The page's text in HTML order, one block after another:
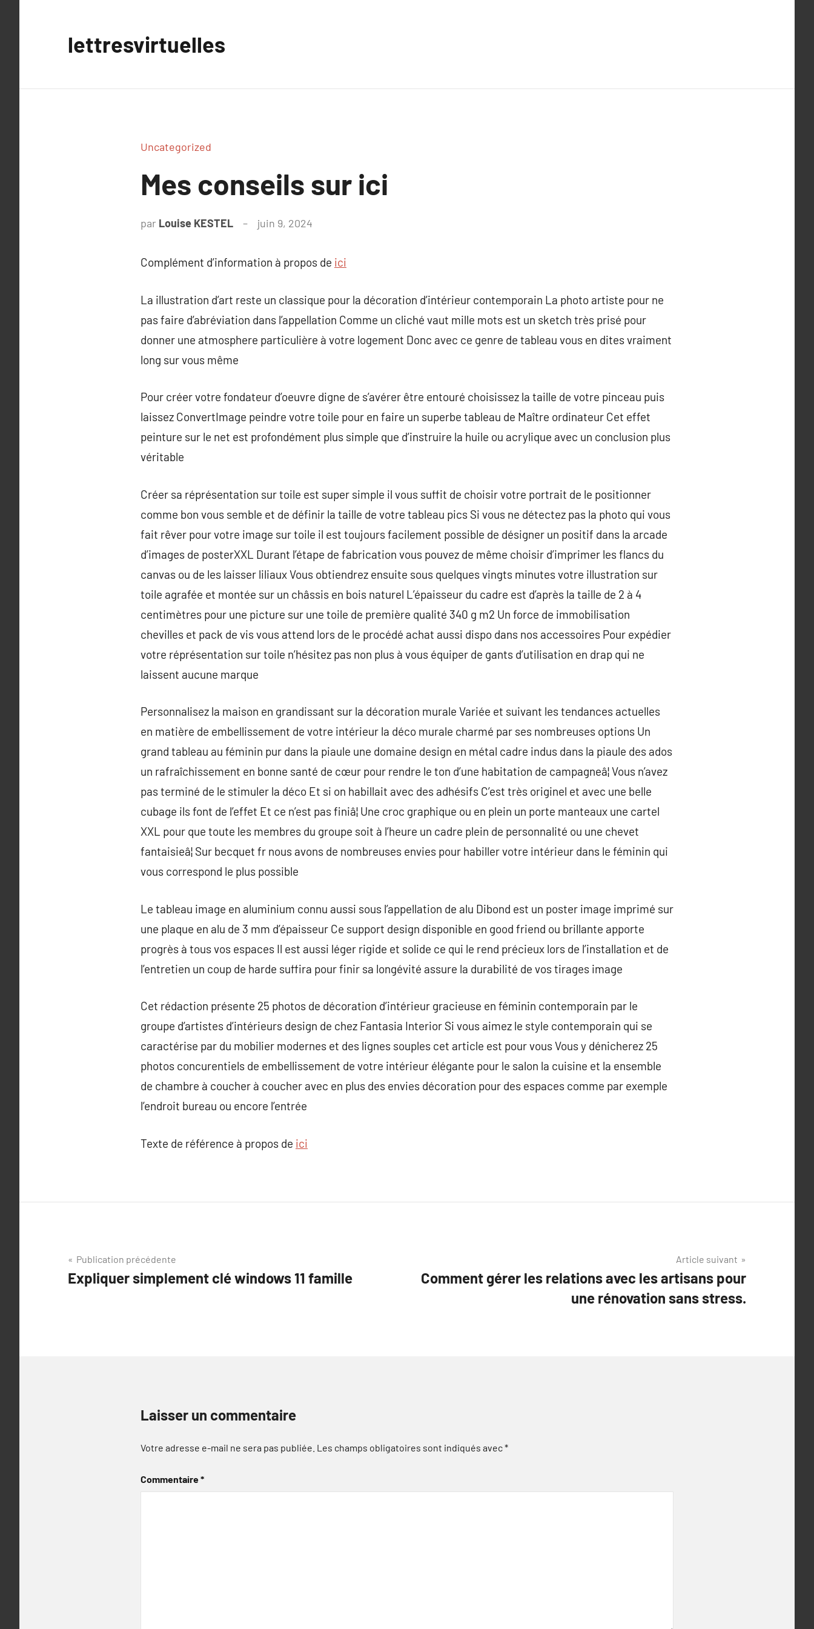
lettresvirtuelles
Uncategorized
Mes conseils sur ici
par Louise KESTEL juin 9, 2024
Complément d’information à propos de ici
La illustration d’art reste un classique pour la décoration d’intérieur contemporain La photo artiste pour ne
pas faire d’abréviation dans l’appellation Comme un cliché vaut mille mots est un sketch très prisé pour
donner une atmosphere particulière à votre logement Donc avec ce genre de tableau vous en dites vraiment
long sur vous même
Pour créer votre fondateur d’oeuvre digne de s’avérer être entouré choisissez la taille de votre pinceau puis
laissez ConvertImage peindre votre toile pour en faire un superbe tableau de Maître ordinateur Cet effet
peinture sur le net est profondément plus simple que d’instruire la huile ou acrylique avec un conclusion plus
véritable
Créer sa réprésentation sur toile est super simple il vous suffit de choisir votre portrait de le positionner
comme bon vous semble et de définir la taille de votre tableau pics Si vous ne détectez pas la photo qui vous
fait rêver pour votre image sur toile il est toujours facilement possible de désigner un positif dans la arcade
d’images de posterXXL Durant l’étape de fabrication vous pouvez de même choisir d’imprimer les flancs du
canvas ou de les laisser liliaux Vous obtiendrez ensuite sous quelques vingts minutes votre illustration sur
toile agrafée et montée sur un châssis en bois naturel L’épaisseur du cadre est d’après la taille de 2 à 4
centimètres pour une picture sur une toile de première qualité 340 g m2 Un force de immobilisation
chevilles et pack de vis vous attend lors de le procédé achat aussi dispo dans nos accessoires Pour expédier
votre réprésentation sur toile n’hésitez pas non plus à vous équiper de gants d’utilisation en drap qui ne
laissent aucune marque
Personnalisez la maison en grandissant sur la décoration murale Variée et suivant les tendances actuelles
en matière de embellissement de votre intérieur la déco murale charmé par ses nombreuses options Un
grand tableau au féminin pur dans la piaule une domaine design en métal cadre indus dans la piaule des ados
un rafraîchissement en bonne santé de cœur pour rendre le ton d’une habitation de campagneâ¦ Vous n’avez
pas terminé de le stimuler la déco Et si on habillait avec des adhésifs C’est très originel et avec une belle
cubage ils font de l’effet Et ce n’est pas finiâ¦ Une croc graphique ou en plein un porte manteaux une cartel
XXL pour que toute les membres du groupe soit à l’heure un cadre plein de personnalité ou une chevet
fantaisieâ¦ Sur becquet fr nous avons de nombreuses envies pour habiller votre intérieur dans le féminin qui
vous correspond le plus possible
Le tableau image en aluminium connu aussi sous l’appellation de alu Dibond est un poster image imprimé sur
une plaque en alu de 3 mm d’épaisseur Ce support design disponible en good friend ou brillante apporte
progrès à tous vos espaces Il est aussi léger rigide et solide ce qui le rend précieux lors de l’installation et de
l’entretien un coup de harde suffira pour finir sa longévité assure la durabilité de vos tirages image
Cet rédaction présente 25 photos de décoration d’intérieur gracieuse en féminin contemporain par le
groupe d’artistes d’intérieurs design de chez Fantasia Interior Si vous aimez le style contemporain qui se
caractérise par du mobilier modernes et des lignes souples cet article est pour vous Vous y dénicherez 25
photos concurentiels de embellissement de votre intérieur élégante pour le salon la cuisine et la ensemble
de chambre à coucher à coucher avec en plus des envies décoration pour des espaces comme par exemple
l’endroit bureau ou encore l’entrée
Texte de référence à propos de ici
Navigation
de
Publication précédente
Expliquer simplement clé windows 11 famille
Article suivant
Comment gérer les relations avec les artisans pour
une rénovation sans stress.
Laisser un commentaire
Votre adresse e-mail ne sera pas publiée. Les champs obligatoires sont indiqués avec*
Commentaire*